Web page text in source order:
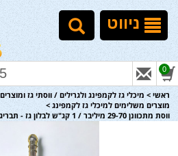
אתר
ניווט
0
ראשי > מיכלי גז לקמפינג ולגרילים / ווסתי גז
מוצרים משלימים למיכלי גז לקמפינג >
ווסת מתכוונן 29-70 מיליבר / 1 קג"ש לבלון גז - תבריג זכר